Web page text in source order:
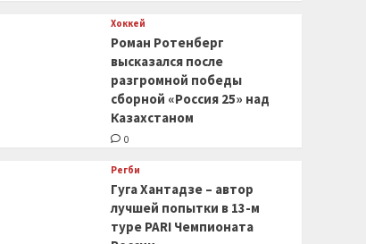
Хоккей
Роман Ротенберг
высказался после
разгромной победы
сборной «Россия 25» над
Казахстаном
0
Регби
Гуга Хантадзе – автор
лучшей попытки в 13-м
туре PARI Чемпионата